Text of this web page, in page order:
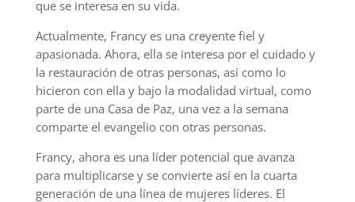
que se interesa en su vida.
Actualmente, Francy es una creyente fiel y
apasionada. Ahora, ella se interesa por el cuidado y
la restauración de otras personas, así como lo
hicieron con ella y bajo la modalidad virtual, como
parte de una Casa de Paz, una vez a la semana
comparte el evangelio con otras personas.
Francy, ahora es una líder potencial que avanza
para multiplicarse y se convierte así en la cuarta
generación de una línea de mujeres líderes. El